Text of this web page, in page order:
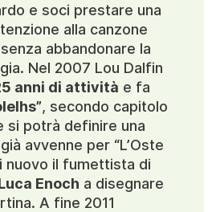
e soci prestare una
alla canzone
abbandonare la
Nel 2007 Lou Dalfin
anni di attività e fa
, secondo capitolo
si potrà definire una
avvenne per “L’Oste
nuovo il fumettista di
Enoch a disegnare
A fine 2011